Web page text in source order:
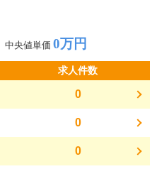
中央値単価 0万円
求人件数
0
0
0